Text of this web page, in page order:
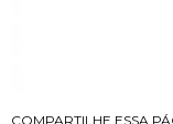
COMPARTILHE ESSA